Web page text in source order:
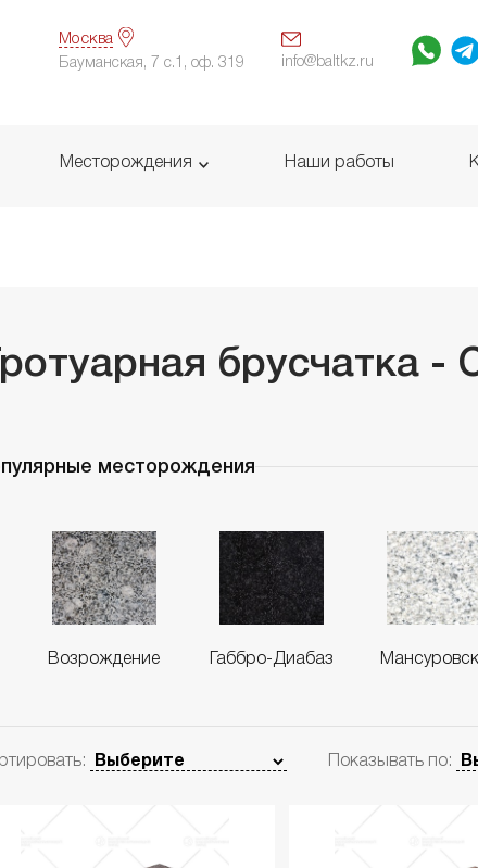
Москва
Бауманская, 7 с.1, оф. 319 info@baltkz.ru
Месторождения Наши работы
брусчатка -
месторождения
Возрождение Габбро-Диабаз
Показывать по: